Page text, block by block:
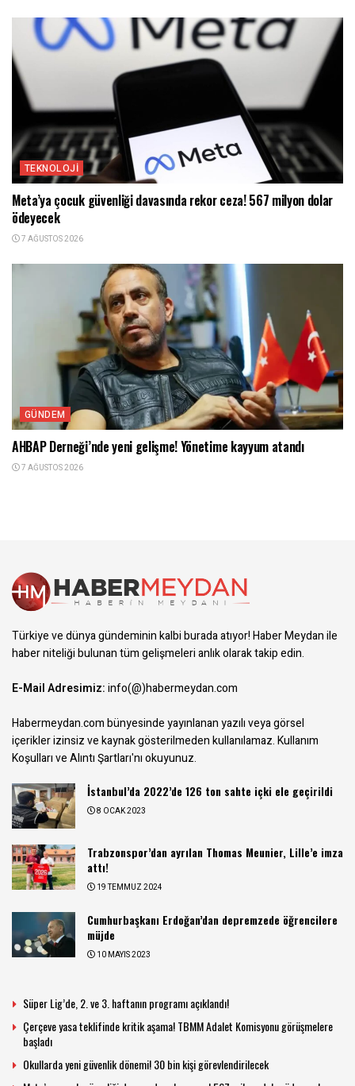
TEKNOLOJI
Meta’ya çocuk güvenliği davasında rekor ceza! 567 milyon dolar
ödeyecek
7 AĞUSTOS 2026
GÜNDEM
AHBAP Derneği’nde yeni gelişme! Yönetime kayyum atandı
7 AĞUSTOS 2026
Türkiye ve dünya gündeminin kalbi burada atıyor! Haber Meydan ile
haber niteliği bulunan tüm gelişmeleri anlık olarak takip edin.
E-Mail Adresimiz:info(@)habermeydan.com
Habermeydan.com bünyesinde yayınlanan yazılı veya görsel
içerikler izinsiz ve kaynak gösterilmeden kullanılamaz.Kullanım
Koşulları ve Alıntı Şartları'nı okuyunuz.
İstanbul’da 2022’de 126 ton sahte içki ele geçirildi
8 OCAK 2023
Trabzonspor’dan ayrılan Thomas Meunier, Lille’e imza
attı!
19 TEMMUZ 2024
Cumhurbaşkanı Erdoğan’dan depremzede öğrencilere
müjde
10 MAYIS 2023
Süper Lig’de, 2. ve 3. haftanın programı açıklandı!
Çerçeve yasa teklifinde kritik aşama! TBMM Adalet Komisyonu görüşmelere
başladı
Okullarda yeni güvenlik dönemi! 30 bin kişi görevlendirilecek